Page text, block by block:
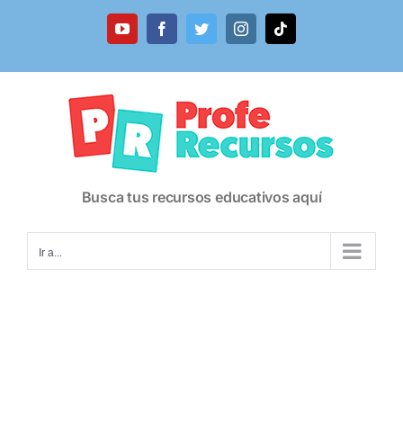
YouTubeFacebookTwitterInstagramTiktok
Busca tus recursos educativos aquí
Ir a...